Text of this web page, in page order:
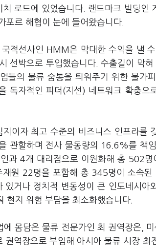
로드에 있었습니다. 랜드마크 빌딩인
르 해협이 눈에 들어왔습니다.
적선사인 HMM은 막대한 수익을 낼
선박으로 투입했습니다. 수출길이 막
들의 물류 숨통을 틔워주기 위한 불가
독자적인 피더(지선) 네트워크 확충으
이자 최고 수준의 비즈니스 인프라를
관할하며 전사 물동량의 16.6%를 책
과 4개 대리점으로 이원화해 총 502명
원 22명을 포함해 총 345명이 소속된
거나 정치적 변동성이 큰 인도네시아
지 위험 부담을 최소화했습니다.
몸담은 물류 전문가인 최 권역장은, 미
역장으로 부임해 아시아 물류 시장 최